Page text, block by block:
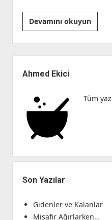
Devamını okuyunEn
Büyük
Suç
Menü
Ahmed Ekici
Tüm
Son Yazılar
Gidenler ve Kalanlar
Misafir Ağırlarken…